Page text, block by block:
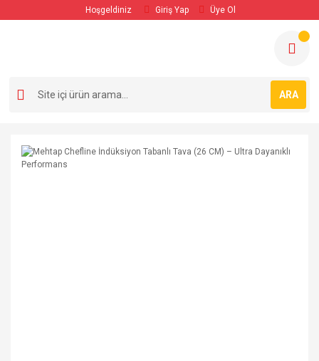
Hoşgeldiniz Giriş Yap Üye Ol
ARA